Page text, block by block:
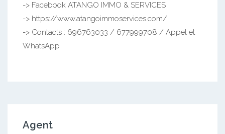
-> Facebook ATANGO IMMO & SERVICES
-> https://www.atangoimmoservices.com/
-> Contacts : 696763033 / 677999708 / Appel et
WhatsApp
Agent